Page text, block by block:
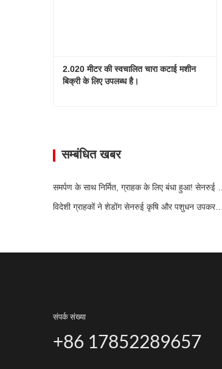
2.020 मीटर की स्वचालित चारा कटाई मशीन
बिक्री के लिए उपलब्ध है।
सम्बंधित खबर
विदेशी ग्राहकों ने शेडोंग सेनरुई कृषि और पशुधन उपकरणों का दौरा और निरीक्षण किया।
संपर्क संख्या
+86 17852289657